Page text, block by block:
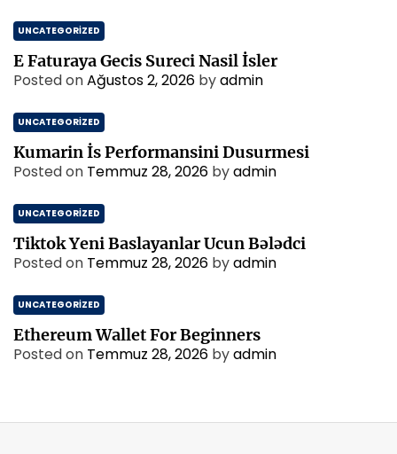
UNCATEGORIZED
E Faturaya Gecis Sureci Nasil İsler
Posted onAğustos 2, 2026 byadmin
UNCATEGORIZED
Kumarin İs Performansini Dusurmesi
Posted on Temmuz 28, 2026 byadmin
UNCATEGORIZED
Tiktok Yeni Baslayanlar Ucun Bələdci
Posted on Temmuz 28, 2026 byadmin
UNCATEGORIZED
Ethereum Wallet For Beginners
Posted on Temmuz 28, 2026 byadmin